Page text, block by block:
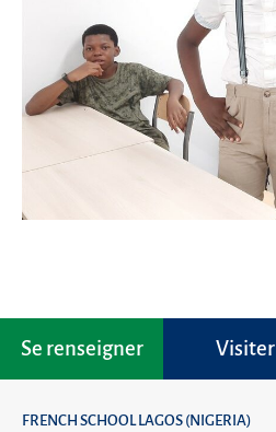
Se renseigner Visiter
FRENCH SCHOOL LAGOS (NIGERIA)